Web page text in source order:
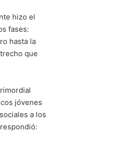
hizo el
fases:
hasta la
que
jóvenes
a los